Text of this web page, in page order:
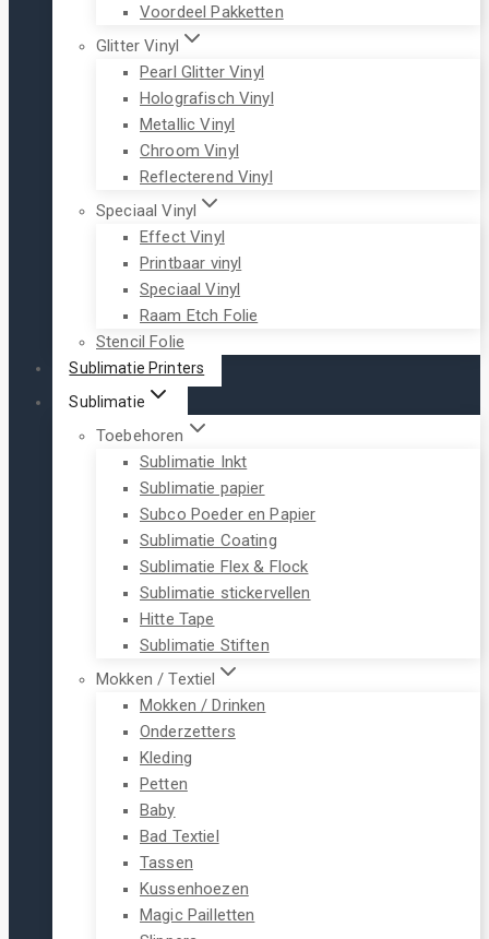
Voordeel Pakketten
Glitter Vinyl
Pearl Glitter Vinyl
Holografisch Vinyl
Metallic Vinyl
Chroom Vinyl
Reflecterend Vinyl
Speciaal Vinyl
Effect Vinyl
Printbaar vinyl
Speciaal Vinyl
Raam Etch Folie
Stencil Folie
Sublimatie Printers
Sublimatie
Toebehoren
Sublimatie Inkt
Sublimatie papier
Subco Poeder en Papier
Sublimatie Coating
Sublimatie Flex & Flock
Sublimatie stickervellen
Hitte Tape
Sublimatie Stiften
Mokken / Textiel
Mokken / Drinken
Onderzetters
Kleding
Petten
Baby
Bad Textiel
Tassen
Kussenhoezen
Magic Pailletten